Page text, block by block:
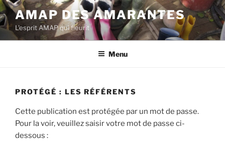
Aller
au
contenu
principal
AMAP DES AMARANTES
L'esprit AMAP qui fleurit
Menu
PROTÉGÉ : LES RÉFÉRENTS
Cette publication est protégée par un mot de passe.
Pour la voir, veuillez saisir votre mot de passe ci-
dessous :